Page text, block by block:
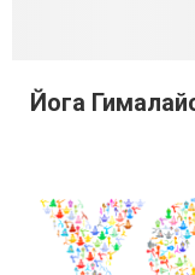
Йога